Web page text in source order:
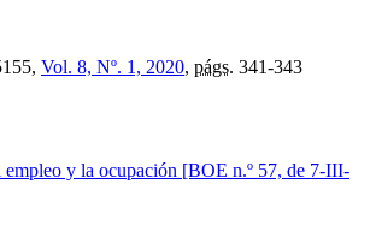
Vol. 8, Nº. 1, 2020, págs. 341-343
empleo y la ocupación [BOE n.º 57, de 7-III-